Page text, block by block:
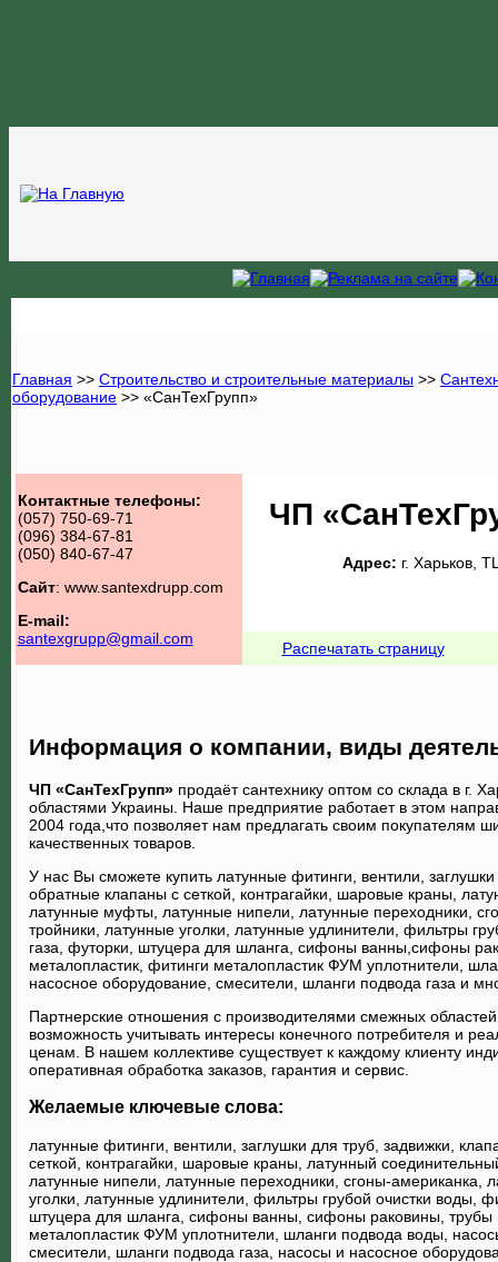
Главная >> Строительство и строительные материалы >>
оборудование >> «СанТехГрупп»
Контактные телефоны:
(057) 750-69-71
(096) 384-67-81
(050) 840-67-47
Сайт: www.santexdrupp.com
E-mail:
santexgrupp@gmail.com
ЧП
Адрес: г. Харьков,
Распечатать страницу
Информация о компании, виды
ЧП «СанТехГрупп» продаёт сантехнику оптом со склада в г.
областями Украины. Наше предприятие работает в этом
2004 года,что позволяет нам предлагать своим покупателям
качественных товаров.
У нас Вы сможете купить латунные фитинги, вентили,
обратные клапаны с сеткой, контрагайки, шаровые краны,
латунные муфты, латунные нипели, латунные переходники,
тройники, латунные уголки, латунные удлинители, фильтры
газа, футорки, штуцера для шланга, сифоны ванны,сифоны
металопластик, фитинги металопластик ФУМ уплотнители,
насосное оборудование, смесители, шланги подвода газа и
Партнерские отношения с производителями смежных
возможность учитывать интересы конечного потребителя и
ценам. В нашем коллективе существует к каждому клиенту
оперативная обработка заказов, гарантия и сервис.
Желаемые ключевые слова:
латунные фитинги, вентили, заглушки для труб, задвижки,
сеткой, контрагайки, шаровые краны, латунный
латунные нипели, латунные переходники, сгоны-американка,
уголки, латунные удлинители, фильтры грубой очистки воды,
штуцера для шланга, сифоны ванны, сифоны раковины, трубы
металопластик ФУМ уплотнители, шланги подвода воды,
смесители, шланги подвода газа, насосы и насосное